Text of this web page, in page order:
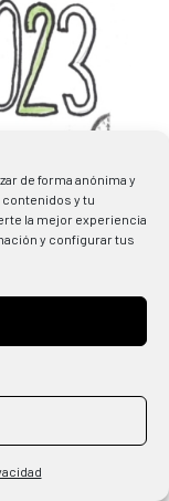
de forma anónima y
y tu
la mejor experiencia
y configurar tus